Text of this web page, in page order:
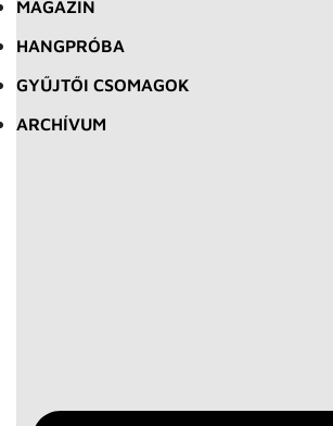
MAGAZIN
HANGPRÓBA
GYŰJTŐI CSOMAGOK
ARCHÍVUM